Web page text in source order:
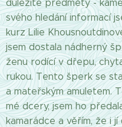
důležité předměty -
svého hledání informací
kurz Lilie
jsem dostala nádherný
ženu rodící v dřepu,
rukou. Tento šperk se
a mateřským amuletem.
mé dcery, jsem ho
kamarádce a věřím, že i